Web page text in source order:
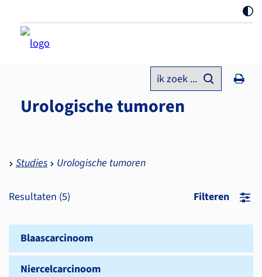
ik zoek ...
Urologische tumoren
Studies Urologische tumoren
Resultaten (5) Filteren
Blaascarcinoom
Niercelcarcinoom